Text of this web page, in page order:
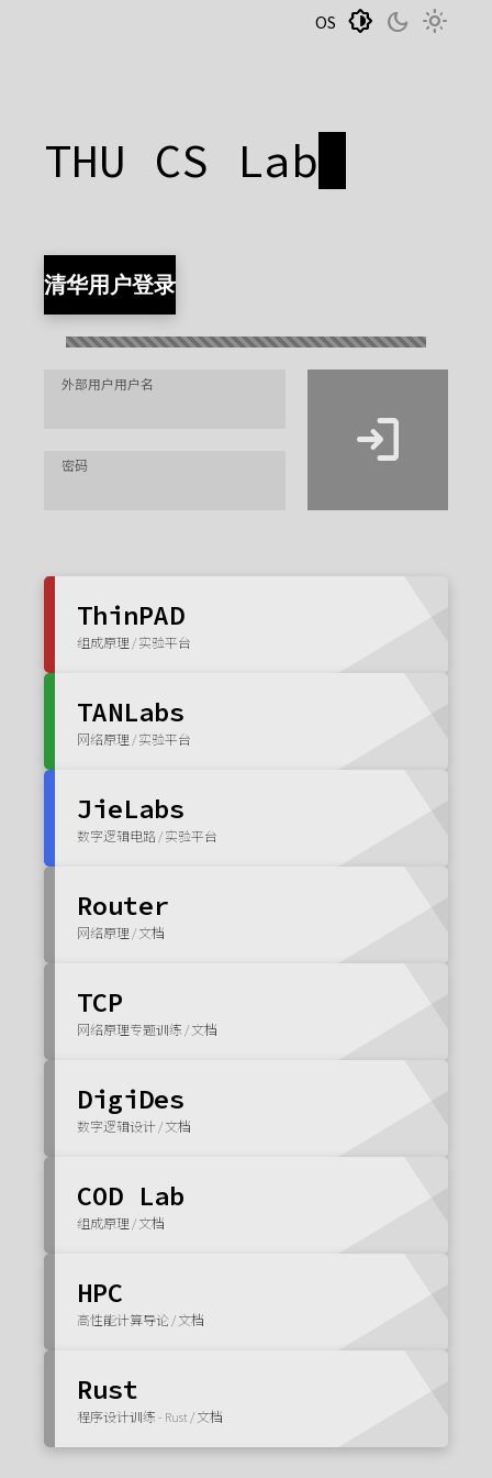
OS brightness_medium dark_mode light_mode
THU CS Lab
清华用户登录
外部用户用户名
密码 login
ThinPAD
组成原理 / 实验平台
TANLabs
网络原理 / 实验平台
JieLabs
数字逻辑电路 / 实验平台
Router
网络原理 / 文档
TCP
网络原理专题训练 / 文档
DigiDes
数字逻辑设计 / 文档
COD Lab
组成原理 / 文档
HPC
高性能计算导论 / 文档
Rust
程序设计训练 - Rust / 文档